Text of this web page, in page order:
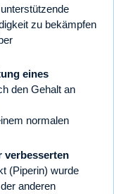
zu bekämpfen
eines
den Gehalt an
normalen
verbesserten
(Piperin) wurde
anderen